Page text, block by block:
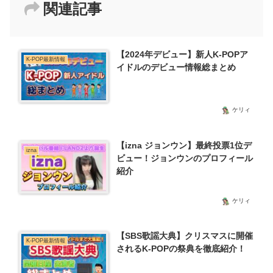
関連記事
K-POP最新情報
【2024年デビュー】新人K-POPア
イドルのデビュー情報総まとめ
ケリィ
izna
【izna ジョンウン】最終投票1位デ
ビュー！ジョンウンのプロフィール
紹介
ケリィ
K-POP最新情報
【SBS歌謡大典】クリスマスに開催
されるK-POPの祭典を徹底紹介！